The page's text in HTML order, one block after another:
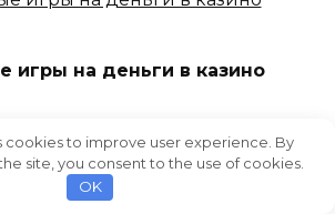
игры на деньги в казино
действующих
cookies to improve user experience. By
site, you consent to the use of cookies.
OK